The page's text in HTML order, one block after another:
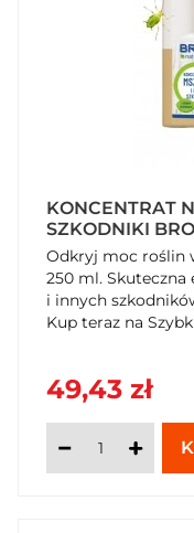
KONCENTRAT
SZKODNIKI
OPAKOWANIA
Odkryj moc roślin
250 ml.
i innych
Kup teraz na
49,43 zł